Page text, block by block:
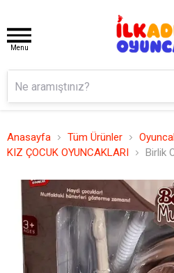
Menu
Anasayfa Tüm Ürünler
KIZ ÇOCUK OYUNCAKLARI
Birlik